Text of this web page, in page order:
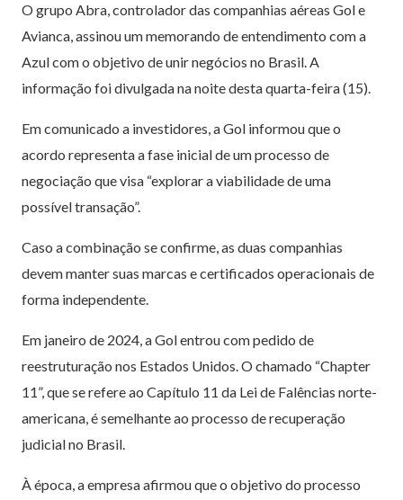
O grupo Abra, controlador das companhias aéreas Gol e
Avianca, assinou um memorando de entendimento com a
Azul com o objetivo de unir negócios no Brasil. A
informação foi divulgada na noite desta quarta-feira (15).
Em comunicado a investidores, a Gol informou que o
acordo representa a fase inicial de um processo de
negociação que visa “explorar a viabilidade de uma
possível transação”.
Caso a combinação se confirme, as duas companhias
devem manter suas marcas e certificados operacionais de
forma independente.
Em janeiro de 2024, a Gol entrou com pedido de
reestruturação nos Estados Unidos. O chamado “Chapter
11”, que se refere ao Capítulo 11 da Lei de Falências norte-
americana, é semelhante ao processo de recuperação
judicial no Brasil.
À época, a empresa afirmou que o objetivo do processo